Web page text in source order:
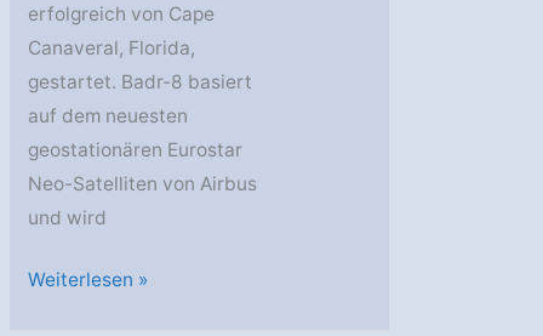
erfolgreich von Cape
Canaveral, Florida,
gestartet. Badr-8 basiert
auf dem neuesten
geostationären Eurostar
Neo-Satelliten von Airbus
und wird
Airbus:
Weiterlesen »